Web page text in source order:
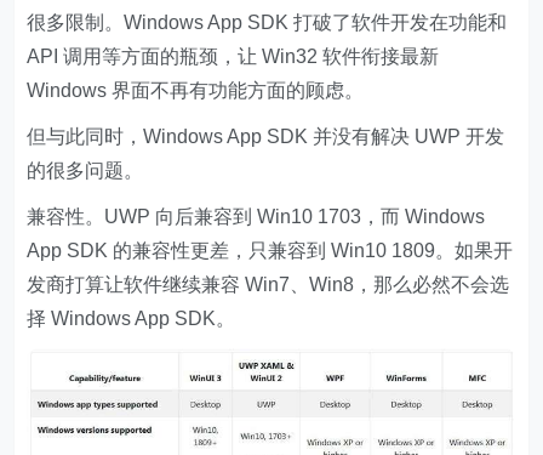
很多限制。Windows App SDK 打破了软件开发在功能和
API 调用等方面的瓶颈，让 Win32 软件衔接最新
Windows 界面不再有功能方面的顾虑。
但与此同时，Windows App SDK 并没有解决 UWP 开发
的很多问题。
兼容性。UWP 向后兼容到 Win10 1703，而 Windows
App SDK 的兼容性更差，只兼容到 Win10 1809。如果开
发商打算让软件继续兼容 Win7、Win8，那么必然不会选
择 Windows App SDK。